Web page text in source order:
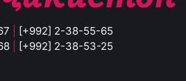
[+992] 2-38-55-65
[+992] 2-38-53-25